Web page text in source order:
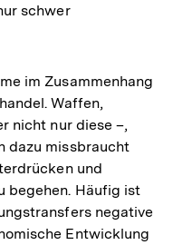
schwer
im Zusammenhang
Waffen,
nicht nur diese –,
dazu missbraucht
und
begehen. Häufig ist
negative
Entwicklung